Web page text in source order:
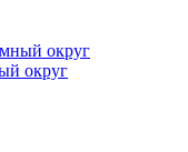
округ
округ